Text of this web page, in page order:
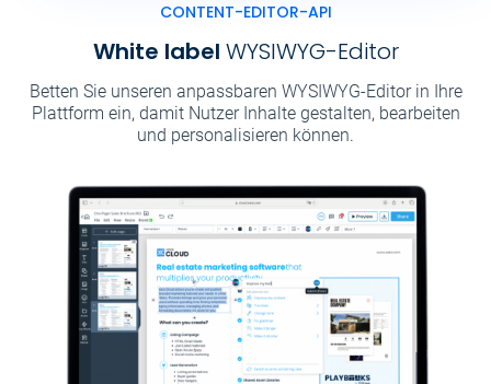
CONTENT-EDITOR-API
White label WYSIWYG-Editor
Betten Sie unseren anpassbaren WYSIWYG-Editor in Ihre
Plattform ein, damit Nutzer Inhalte gestalten, bearbeiten
und personalisieren können.